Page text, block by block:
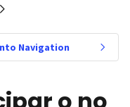
Navigation